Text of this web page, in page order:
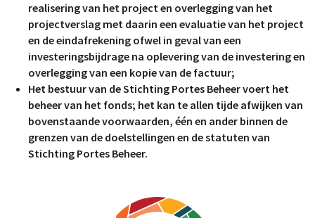
realisering van het project en overlegging van het
projectverslag met daarin een evaluatie van het project
en de eindafrekening ofwel in geval van een
investeringsbijdrage na oplevering van de investering en
overlegging van een kopie van de factuur;
Het bestuur van de Stichting Portes Beheer voert het
beheer van het fonds; het kan te allen tijde afwijken van
bovenstaande voorwaarden, één en ander binnen de
grenzen van de doelstellingen en de statuten van
Stichting Portes Beheer.